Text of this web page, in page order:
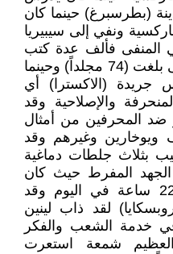
(بطرسبرغ) حينما كان
ونفي إلى سيبيريا
المنفى فألف عدة كتب
عن الاشتراكية والرأسمالية حتى بلغت (74 مجلداً) وحينما
(الاكسترا) أي
والإصلاحية وقد
المحرفين من أمثال
ويوخارين وغيرهم وقد
بثلاث جلطات دماغية
1/1924 نتيجة الجهد المفرط حيث كان
يقوم بنشاط نضالي وفكري 22 ساعة في اليوم وقد
لقد ذاب لينين
خدمة الشعب والفكر
شمعة استعرت